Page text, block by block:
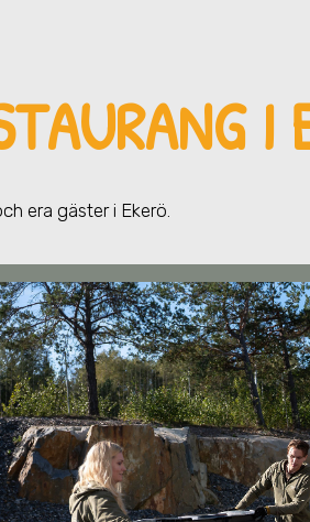
I
era gästeri Ekerö.